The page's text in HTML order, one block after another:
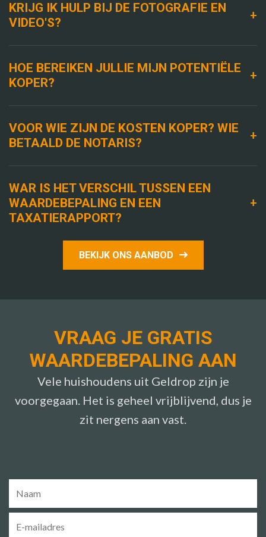
KRIJG IK HULP BIJ DE FOTOGRAFIE EN
VIDEO'S?
+
HOE BEREIKEN JULLIE MIJN POTENTIËLE
KOPER?
+
VOOR WIE ZIJN DE KOSTEN KOPER? WIE
BETAALD DE NOTARIS?
+
WAR IS HET VERSCHIL TUSSEN EEN
WAARDEBEPALING EN EEN
TAXATIERAPPORT?
+
BEKIJK ONS AANBOD
VRAAG JE GRATIS
WAARDEBEPALING AAN
Vele huishoudens uit Geldrop zijn je
voorgegaan. Het is geheel vrijblijvend, dus je
zit nergens aan vast.
mailadres *